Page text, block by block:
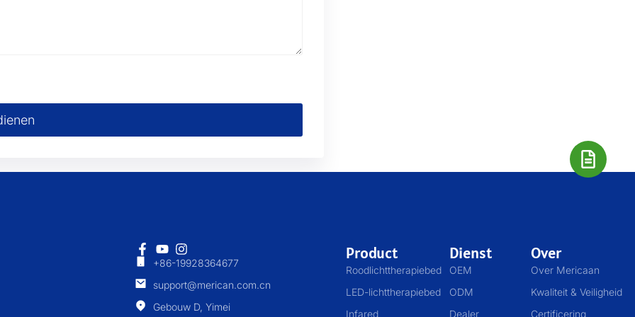
+86-19928364677
support@merican.com.cn
Gebouw D, Yimei
Product
Roodlichttherapiebed
LED-lichttherapiebed
Infared
Dienst
OEM
ODM
Dealer
Over
Over Mericaan
Kwaliteit & Veiligheid
Certificering